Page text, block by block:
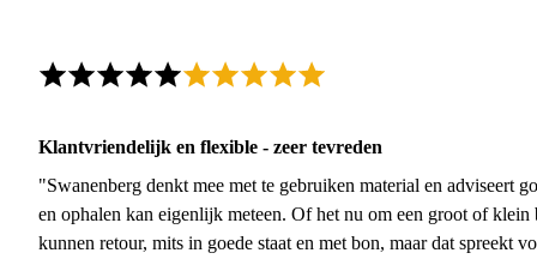
Klantvriendelijk en flexible - zeer tevreden
"Swanenberg denkt mee met te gebruiken material en adviseert
en ophalen kan eigenlijk meteen. Of het nu om een groot of
kunnen retour, mits in goede staat en met bon, maar dat spreekt